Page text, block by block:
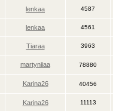
lenkaa 4587
lenkaa 4561
Tiaraa 3963
martyniiaa 78880
Karina26 40456
Karina26 11113